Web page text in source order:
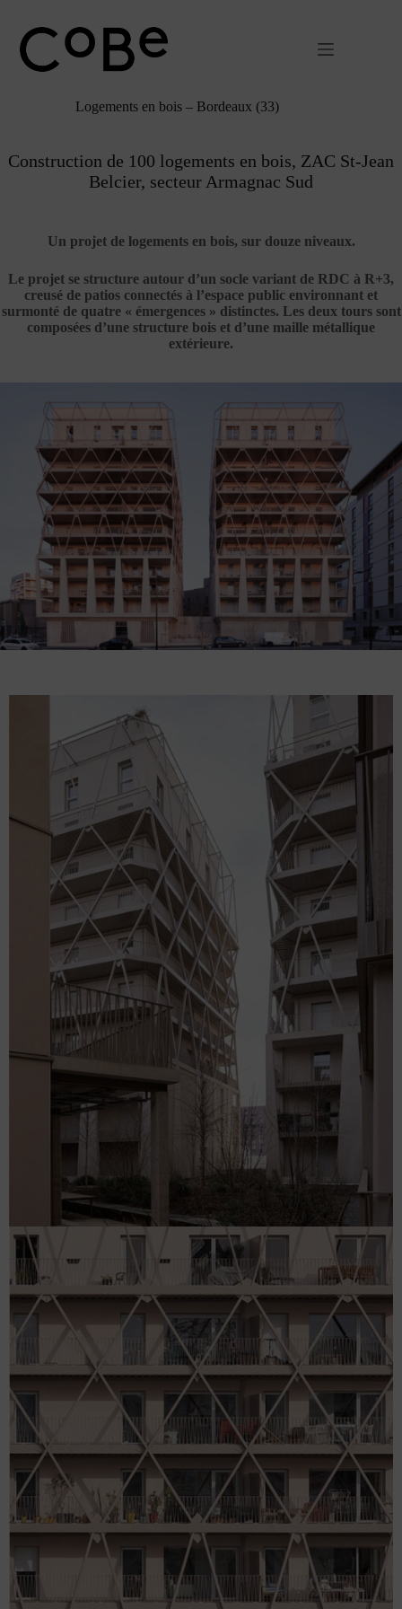
contenu
Logements en bois – Bordeaux (33)
Construction de 100 logements en bois, ZAC St-Jean
Belcier, secteur Armagnac Sud
Un projet de logements en bois, sur douze niveaux.
Le projet se structure autour d’un socle variant de RDC à R+3,
creusé de patios connectés à l’espace public environnant et
surmonté de quatre « émergences » distinctes. Les deux tours sont
composées d’une structure bois et d’une maille métallique
extérieure.